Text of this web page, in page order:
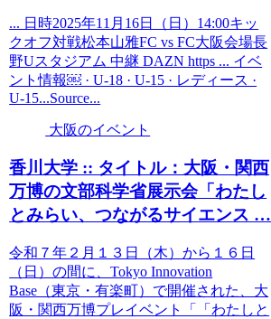
... 日時2025年11月16日（日）14:00キッ
クオフ対戦松本山雅FC vs FC大阪会場長
野Uスタジアム 中継 DAZN https ... イベ
ント情報￼ · U-18 · U-15 · レディース ·
U-15...Source...
大阪のイベント
香川大学 :: タイトル： 大阪 ・関西
万博の文部科学省展示会「わたし
とみらい、つながるサイエンス …
令和７年２月１３日（木）から１６日
（日）の間に、Tokyo Innovation
Base（東京・有楽町）で開催された、大
阪・関西万博プレイベント「「わたしと